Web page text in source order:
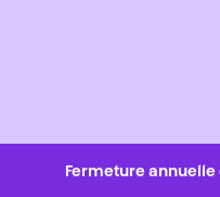
Fermeture annuelle